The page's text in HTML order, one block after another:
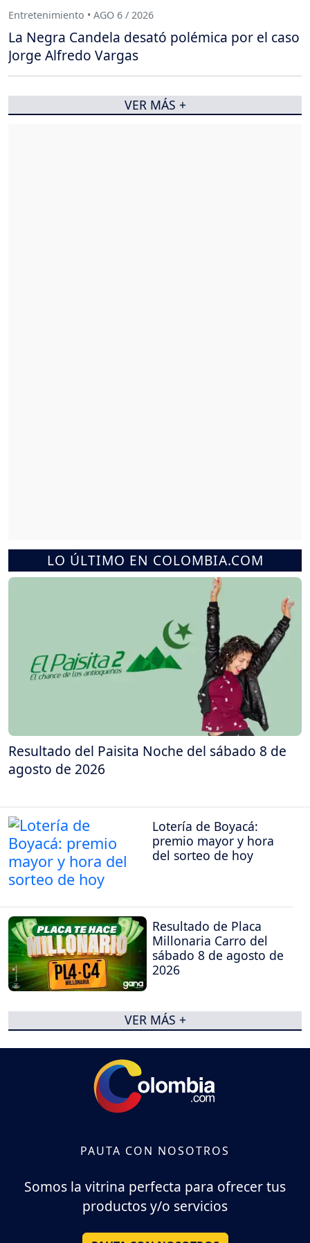
LO ÚLTIMO EN COLOMBIA.COM
Resultado del Paisita Noche del sábado 8 de
agosto de 2026
Lotería de Boyacá:
premio mayor y hora
del sorteo de hoy
Resultado de Placa
Millonaria Carro del
sábado 8 de agosto de
2026
VER MÁS +
Entretenimiento • AGO 6 / 2026
La Negra Candela desató polémica por el caso
Jorge Alfredo Vargas
VER MÁS +
PAUTA CON NOSOTROS
Somos la vitrina perfecta para ofrecer tus
productos y/o servicios